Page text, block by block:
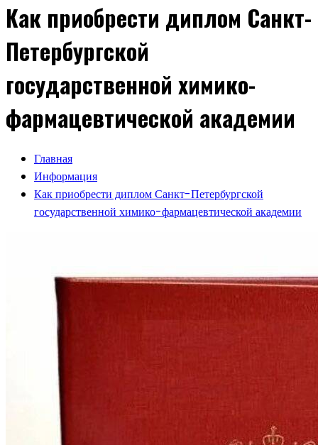
Как приобрести диплом Санкт-
Петербургской
государственной химико-
фармацевтической академии
Главная
Информация
Как приобрести диплом Санкт-Петербургской
государственной химико-фармацевтической академии